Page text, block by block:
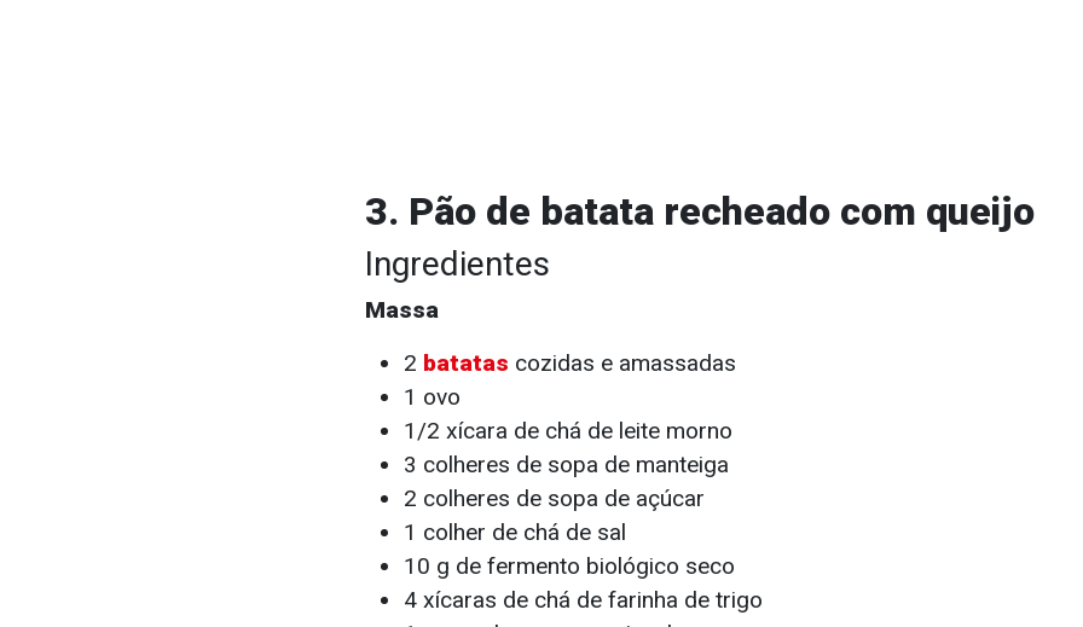
3. Pão de batata recheado com queijo
Ingredientes
Massa
2 batatas cozidas e amassadas
1 ovo
1/2 xícara de chá de leite morno
3 colheres de sopa de manteiga
2 colheres de sopa de açúcar
1 colher de chá de sal
10 g de fermento biológico seco
4 xícaras de chá de farinha de trigo